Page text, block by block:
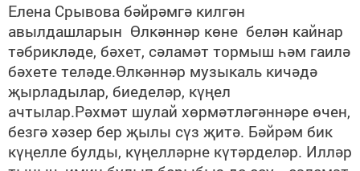
Елена Срывова бәйрәмгә килгән
авылдашларын Өлкәннәр көне белән кайнар
тәбрикләде, бәхет, сәламәт тормыш һәм гаилә
бәхете теләде.Өлкәннәр музыкаль кичәдә
җырладылар, биеделәр, күңел
ачтылар.Рәхмәт шулай хөрмәтләгәннәре өчен,
безгә хәзер бер җылы сүз җитә. Бәйрәм бик
күңелле булды, күңелләрне күтәрделәр. Илләр